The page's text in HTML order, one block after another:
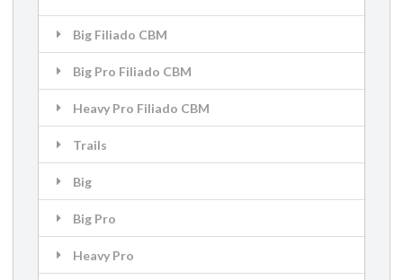
Big Filiado CBM
Big Pro Filiado CBM
Heavy Pro Filiado CBM
Trails
Big
Big Pro
Heavy Pro